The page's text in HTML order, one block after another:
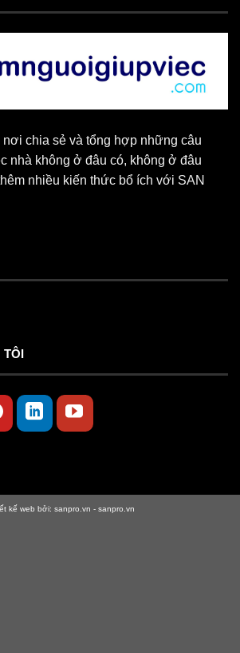
chia sẻ và tổng hợp những câu
nhà không ở đâu có, không ở đâu
nhiều kiến thức bổ ích với SAN
kế web bởi: sanpro.vn - sanpro.vn